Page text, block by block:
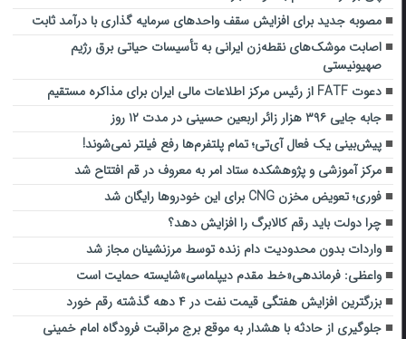
مصوبه جدید برای افزایش سقف واحد‌های سرمایه گذاری با درآمد ثابت
اصابت موشک‌های نقطه‌زن ایرانی به تأسیسات حیاتی برق رژیم
صهیونیستی
دعوت FATF از رئیس مرکز اطلاعات مالی ایران برای مذاکره مستقیم
جابه جایی ۳۹۶ هزار زائر اربعین حسینی در مدت ۱۲ روز
پیش‌بینی یک فعال آی‌تی؛ تمام پلتفرم‌ها رفع فیلتر نمی‌شوند!
مرکز آموزشی و پژوهشکده ستاد امر به معروف در قم افتتاح شد
فوری؛ تعویض مخزن CNG برای این خودروها رایگان شد
چرا دولت باید رقم کالابرگ را افزایش دهد؟
واردات بدون محدودیت دام زنده توسط مرزنشینان مجاز شد
واعظی: فرماندهی«خط مقدم دیپلماسی»شایسته حمایت است
بزرگترین افزایش هفتگی قیمت نفت در ۴ دهه گذشته رقم خورد
جلوگیری از حادثه با هشدار به موقع برج مراقبت فرودگاه امام خمینی